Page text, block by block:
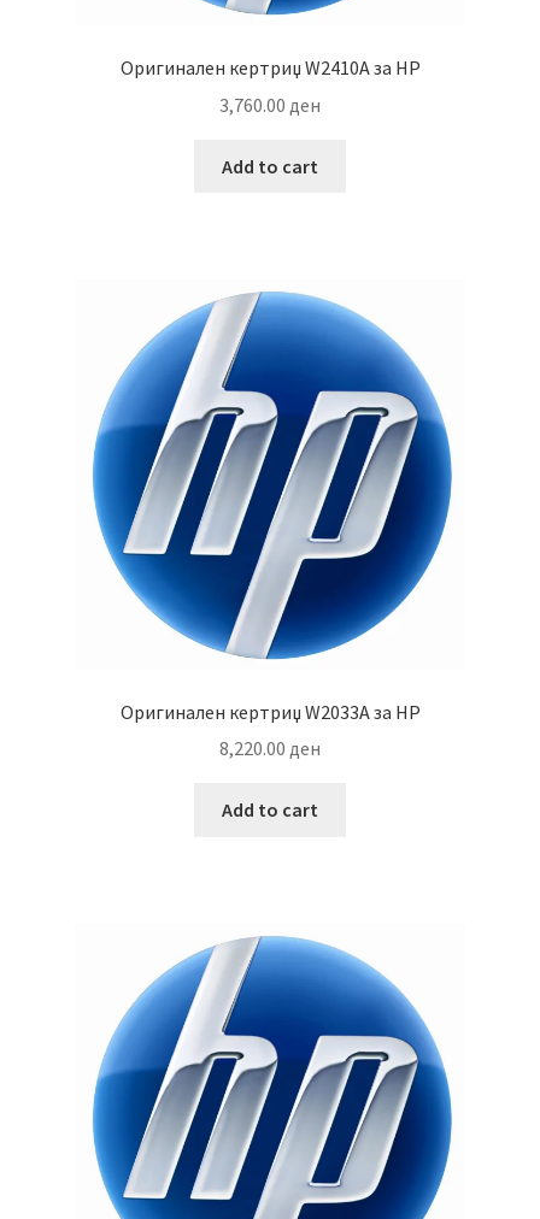
Оригинален кертриџ W2410A за HP
3,760.00 ден
Add to cart
Оригинален кертриџ W2033A за HP
8,220.00 ден
Add to cart